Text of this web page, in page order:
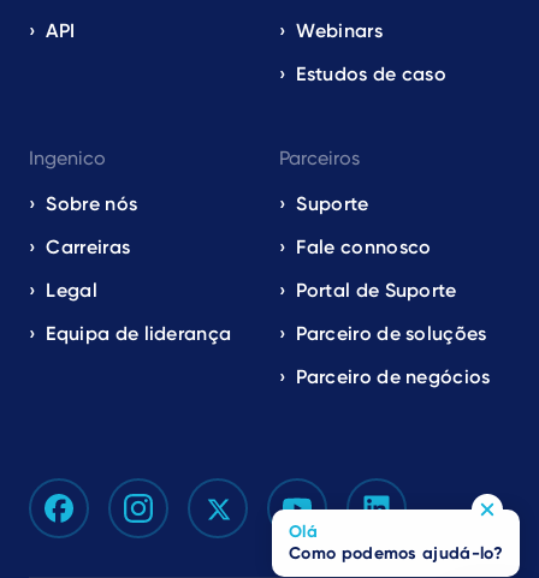
API
Webinars
Estudos de caso
Ingenico
Sobre nós
Carreiras
Legal
Equipa de liderança
Parceiros
Suporte
Fale connosco
Portal de Suporte
Parceiro de soluções
Parceiro de negócios
Olá
Como podemos ajudá-lo?